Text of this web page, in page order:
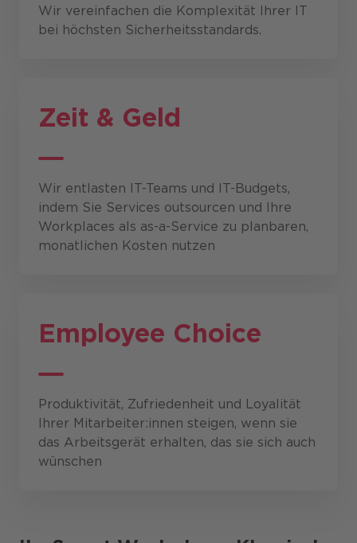
Wir vereinfachen die Komplexität Ihrer IT
bei höchsten Sicherheitsstandards.
Zeit & Geld
​Wir entlasten IT-Teams und IT-Budgets,
indem Sie Services outsourcen und Ihre
Workplaces als as-a-Service zu planbaren,
monatlichen Kosten nutzen
Employee Choice
Produktivität, Zufriedenheit und Loyalität
Ihrer Mitarbeiter:innen steigen, wenn sie
das Arbeitsgerät erhalten, das sie sich auch
wünschen